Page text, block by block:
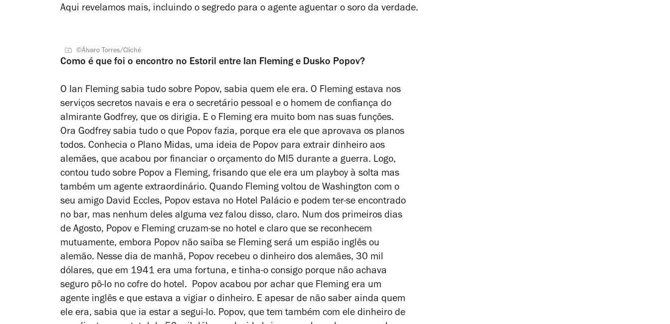
Aqui revelamos mais, incluindo o segredo para o agente aguentar o soro da verdade.
©Álvaro Torres/Cliché
Como é que foi o encontro no Estoril entre Ian Fleming e Dusko Popov?
O Ian Fleming sabia tudo sobre Popov, sabia quem ele era. O Fleming estava nos
serviços secretos navais e era o secretário pessoal e o homem de confiança do
almirante Godfrey, que os dirigia. E o Fleming era muito bom nas suas funções.
Ora Godfrey sabia tudo o que Popov fazia, porque era ele que aprovava os planos
todos. Conhecia o Plano Midas, uma ideia de Popov para extrair dinheiro aos
alemães, que acabou por financiar o orçamento do MI5 durante a guerra. Logo,
contou tudo sobre Popov a Fleming, frisando que ele era um playboy à solta mas
também um agente extraordinário. Quando Fleming voltou de Washington com o
seu amigo David Eccles, Popov estava no Hotel Palácio e podem ter-se encontrado
no bar, mas nenhum deles alguma vez falou disso, claro. Num dos primeiros dias
de Agosto, Popov e Fleming cruzam-se no hotel e claro que se reconhecem
mutuamente, embora Popov não saiba se Fleming será um espião inglês ou
alemão. Nesse dia de manhã, Popov recebeu o dinheiro dos alemães, 30 mil
dólares, que em 1941 era uma fortuna, e tinha-o consigo porque não achava
seguro pô-lo no cofre do hotel. Popov acabou por achar que Fleming era um
agente inglês e que estava a vigiar o dinheiro. E apesar de não saber ainda quem
ele era, sabia que ia estar a segui-lo. Popov, que tem também com ele dinheiro de